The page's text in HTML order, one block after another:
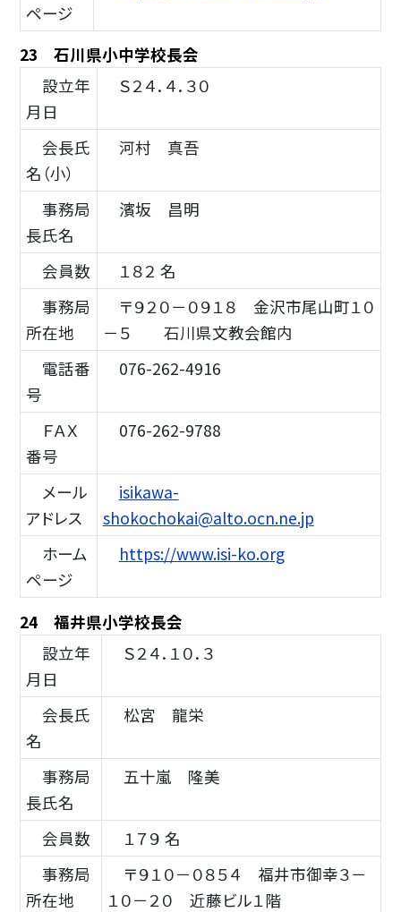
ページ
23 石川県小中学校長会
設立年
月日
Ｓ２４．４．３０
会長氏
名（小）
河村 真吾
事務局
長氏名
濱坂 昌明
会員数
１８２ 名
事務局
所在地
〒９２０－０９１８ 金沢市尾山町１０
－５ 石川県文教会館内
電話番
号
076-262-4916
ＦＡＸ
番号
076-262-9788
メール
アドレス
isikawa-
shokochokai@alto.ocn.ne.jp
ホーム
ページ
https://www.isi-ko.org
24 福井県小学校長会
設立年
月日
Ｓ２４．１０．３
会長氏
名
松宮 龍栄
事務局
長氏名
五十嵐 隆美
会員数
１７９ 名
事務局
所在地
〒９１０－０８５４ 福井市御幸３－
１０－２０ 近藤ビル１階